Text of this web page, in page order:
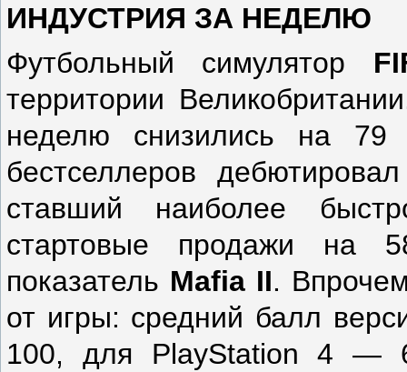
ИНДУСТРИЯ ЗА НЕДЕЛЮ
Футбольный симулятор
территории
неделю снизились на
бестселлеров
ставший наиболее
стартовые продажи на
показатель Mafia II.
от игры: средний балл
100, для PlayStation 4 —